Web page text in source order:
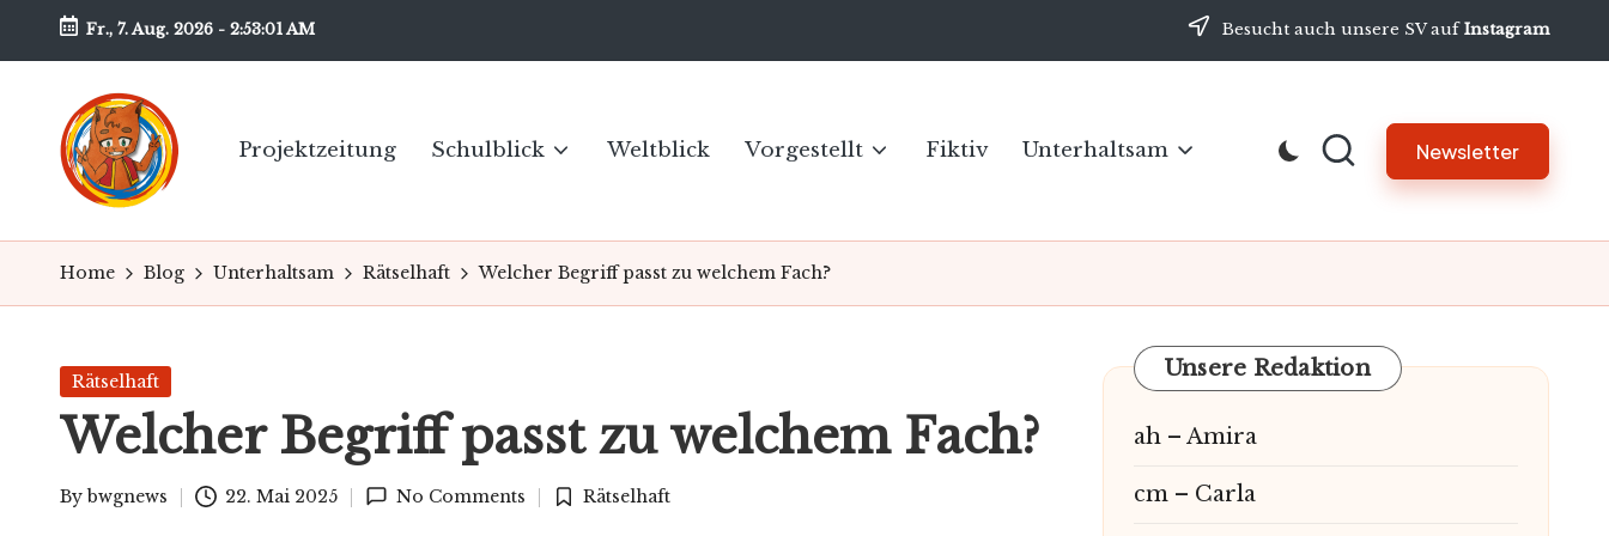
Skip
content
Fr., 7. Aug. 2026 - 2:53:02 AM Besucht auch unsere SV aufInstagram
B
w
-
N
e
Schülerzeitung
am
Projektzeitung Schulblick Weltblick Vorgestellt Fiktiv Unterhaltsam Newsletter
Home Blog Unterhaltsam Rätselhaft Welcher Begriff passt zu welchem Fach?
Posted
Rätselhaft
Welcher Begriff passt zu welchem Fach?
Posted
Bybwgnews 22. Mai 2025 No Comments
Posted
Rätselhaft
Unsere Redaktion
ah – Amira
cm – Carla